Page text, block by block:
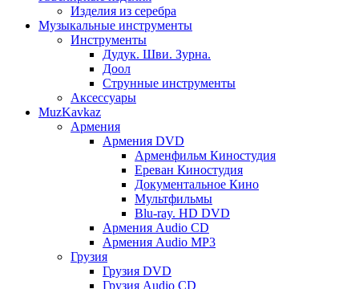
Изделия из серебра
Музыкальные инструменты
Инструменты
Дудук. Шви. Зурна.
Доол
Струнные инструменты
Аксессуары
MuzKavkaz
Армения
Армения DVD
Арменфильм Киностудия
Ереван Киностудия
Документальное Кино
Мультфильмы
Blu-ray. HD DVD
Армения Audio CD
Армения Audio MP3
Грузия
Грузия DVD
Грузия Audio CD